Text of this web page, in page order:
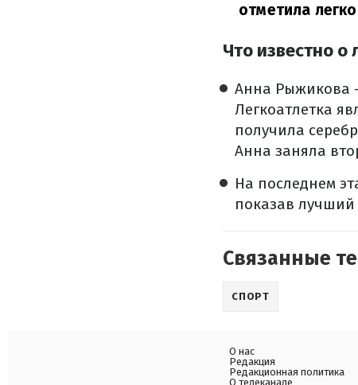
отметила
Что известно о
Анна Рыжикова
Легкоатлетка
получила
Анна заняла
На последнем
показав лучший
Связанные
СПОРТ
О нас
Редакция
Редакционная политика
О телеканале